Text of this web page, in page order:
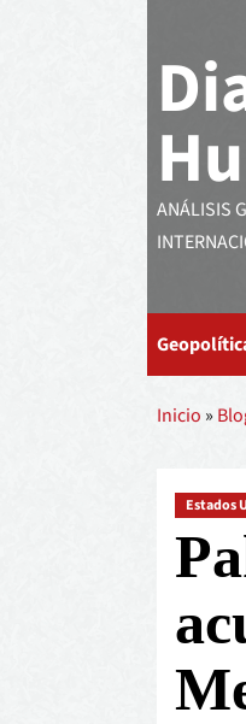
ANÁLISIS
Inicio »
Estados